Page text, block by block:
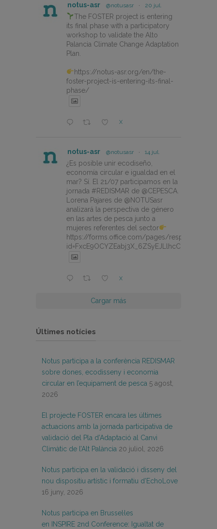
notus-asr @notusasr · 20 jul.
The FOSTER project is entering
its final phase with a participatory
workshop to validate the Alto
Palancia Climate Change Adaptation
Plan.
https://notus-asr.org/en/the-
foster-project-is-entering-its-final-
phase/
X
notus-asr @notusasr · 14 jul.
¿Es posible unir ecodiseño,
economía circular e igualdad en el
mar? Sí. El 21/07 participamos en la
jornada #REDISMAR de @CEPESCA.
Lorena Pajares de @NOTUSasr
analizará la perspectiva de género
en las artes de pesca junto a
mujeres referentes del sector
https://forms.office.com/pages/
X
Cargar más
Últimes notícies
Notus participa a la conferència REDISMAR
sobre dones, ecodisseny i economia
circular en l’equipament de pesca 5 agost,
2026
El projecte FOSTER encara les últimes
actuacions amb la jornada participativa de
validació del Pla d’Adaptació al Canvi
Climàtic de l’Alt Palància 20 juliol, 2026
Notus participa en la validació i disseny del
nou dispositiu artístic i formatiu d’EchoLove
16 juny, 2026
Notus participa en Brussel·les
en INSPIRE 2nd Conference: Igualtat de